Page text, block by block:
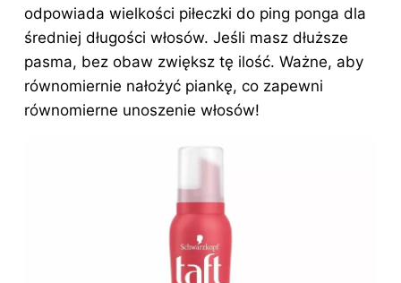
odpowiada wielkości piłeczki do ping ponga dla
średniej długości włosów. Jeśli masz dłuższe
pasma, bez obaw zwiększ tę ilość. Ważne, aby
równomiernie nałożyć piankę, co zapewni
równomierne unoszenie włosów!